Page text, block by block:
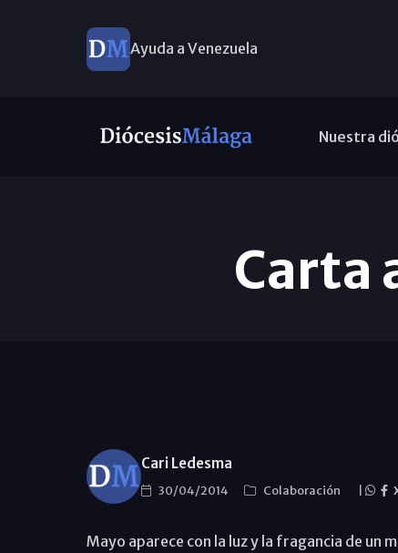
Ayuda a Venezuela
Nuestra
Carta
Cari Ledesma
30/04/2014 Colaboración
Mayo aparece con la luz y la fragancia de un